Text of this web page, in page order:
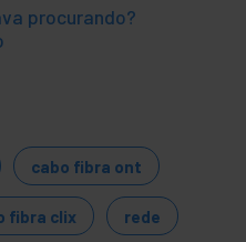
procurando?
cabo fibra ont
fibra clix rede